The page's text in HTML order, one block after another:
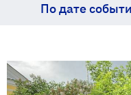
По дате